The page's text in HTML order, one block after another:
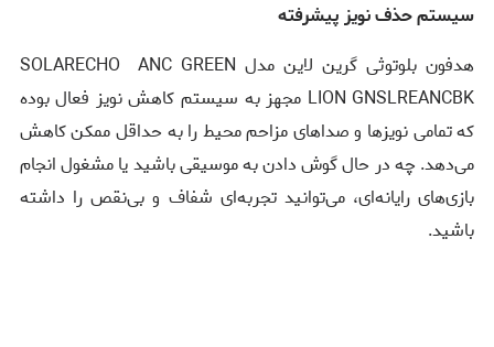
سیستم حذف نویز پیشرفته
هدفون بلوتوثی گرین لاین مدل SOLARECHO ANC GREEN
LION GNSLREANCBK مجهز به سیستم کاهش نویز فعال بوده
که تمامی نویزها و صداهای مزاحم محیط را به حداقل ممکن کاهش
می‌دهد. چه در حال گوش دادن به موسیقی باشید یا مشغول انجام
بازی‌های رایانه‌ای، می‌توانید تجربه‌ای شفاف و بی‌نقص را داشته
باشید.